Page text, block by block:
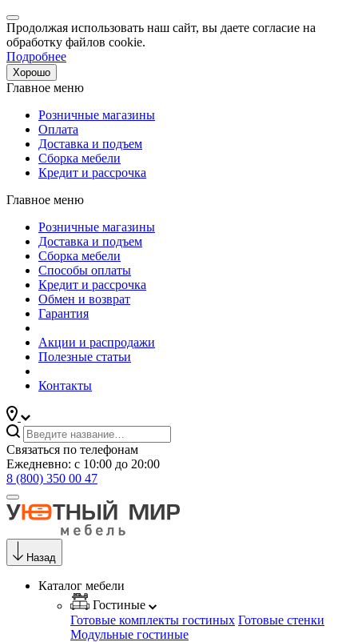
Продолжая использовать наш сайт, вы даете согласие на
обработку файлов cookie.
Подробнее
Хорошо
Главное меню
Розничные магазины
Оплата
Доставка и подъем
Сборка мебели
Кредит и рассрочка
Главное меню
Розничные магазины
Доставка и подъем
Сборка мебели
Способы оплаты
Кредит и рассрочка
Обмен и возврат
Гарантия
Акции и распродажи
Полезные статьи
Контакты
Связаться по телефонам
Ежедневно: с 10:00 до 20:00
8 (800) 350 00 47
Назад
Каталог мебели
Гостиные
Готовые комплекты гостиных Готовые стенки
Модульные гостиные